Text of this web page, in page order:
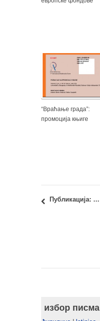
“Враћање града”:
промоција књиге
Публикација: Интегрални урбани пројекти за управљање ризиком од поплава на примеру Обреновца: каталог изложбе завршних радова генерације студената 2013/2014
избор писма